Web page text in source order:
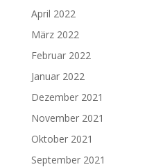
April 2022
März 2022
Februar 2022
Januar 2022
Dezember 2021
November 2021
Oktober 2021
September 2021